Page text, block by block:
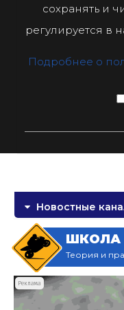
сохранять и
регулируется в
Подробнее о
Новостные
ШКОЛА
Теория и
Реклама